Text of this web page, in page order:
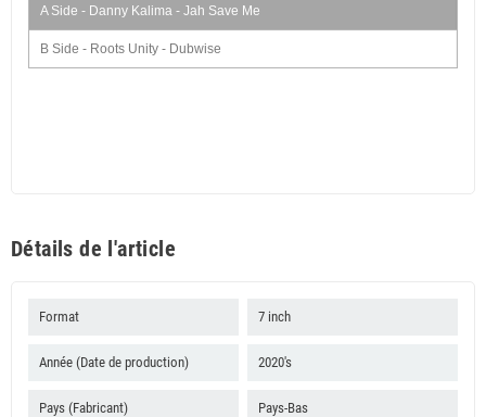
A Side - Danny Kalima - Jah Save Me
B Side - Roots Unity - Dubwise
Détails de l'article
Format 7 inch
Année (Date de production) 2020's
Pays (Fabricant) Pays-Bas